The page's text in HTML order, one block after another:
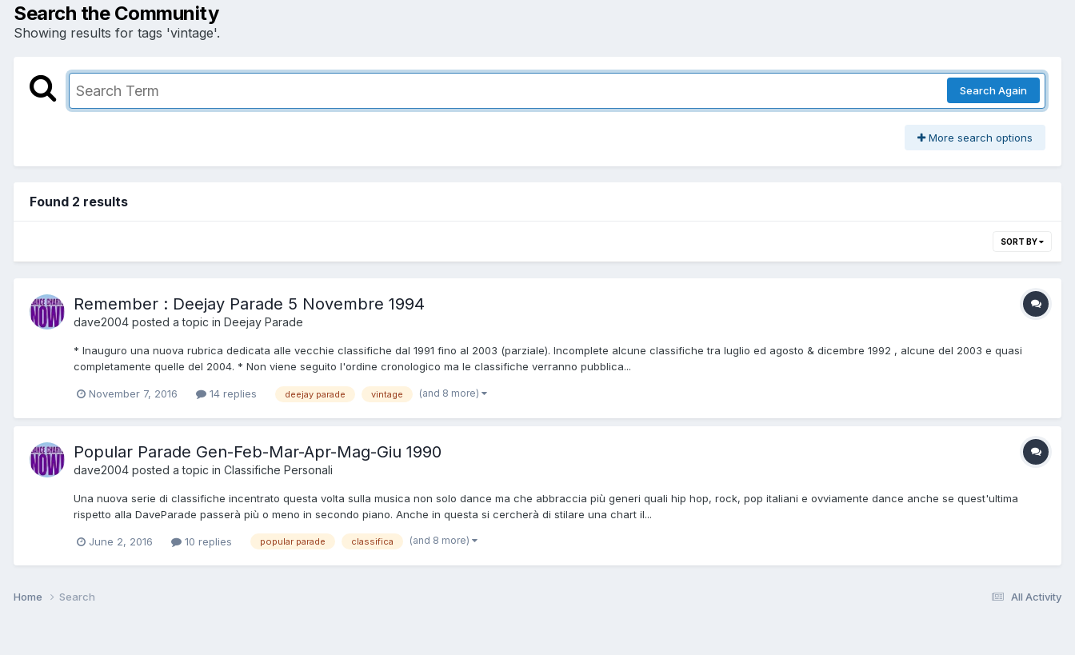
Search the Community
Showing results for tags 'vintage'.
Search Again
More search options
Found 2 results
SORT BY
Remember : Deejay Parade 5 Novembre 1994
dave2004 posted a topic in Deejay Parade
* Inauguro una nuova rubrica dedicata alle vecchie classifiche dal 1991 fino al 2003 (parziale). Incomplete alcune classifiche tra luglio ed agosto & dicembre 1992 , alcune del 2003 e quasi
completamente quelle del 2004. * Non viene seguito l'ordine cronologico ma le classifiche verranno pubblica...
November 7, 2016 14 replies deejay parade vintage (and 8 more)
Popular Parade Gen-Feb-Mar-Apr-Mag-Giu 1990
dave2004 posted a topic in Classifiche Personali
Una nuova serie di classifiche incentrato questa volta sulla musica non solo dance ma che abbraccia più generi quali hip hop, rock, pop italiani e ovviamente dance anche se quest'ultima
rispetto alla DaveParade passerà più o meno in secondo piano. Anche in questa si cercherà di stilare una chart il...
June 2, 2016 10 replies popular parade classifica (and 8 more)
All Activity
Home Search